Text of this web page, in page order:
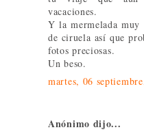
vacaciones.
Y la mermelada muy
de ciruela así que
fotos preciosas.
Un beso.
martes, 06
Anónimo dijo...